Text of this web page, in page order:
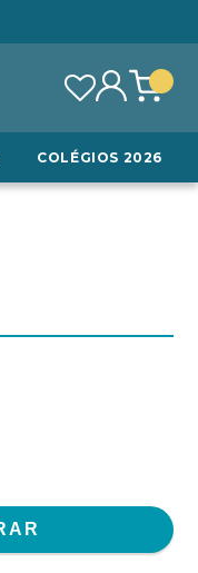
COLÉGIOS 2026